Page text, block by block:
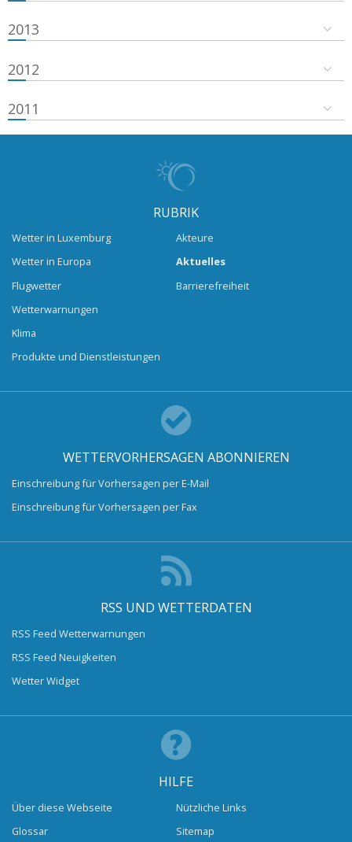
2013
2012
2011
RUBRIK
Wetter in Luxemburg
Wetter in Europa
Flugwetter
Wetterwarnungen
Klima
Produkte und Dienstleistungen
Akteure
Aktuelles
Barrierefreiheit
WETTERVORHERSAGEN ABONNIEREN
Einschreibung für Vorhersagen per E-Mail
Einschreibung für Vorhersagen per Fax
RSS UND WETTERDATEN
RSS Feed Wetterwarnungen
RSS Feed Neuigkeiten
Wetter Widget
HILFE
Über diese Webseite
Glossar
Nützliche Links
Sitemap